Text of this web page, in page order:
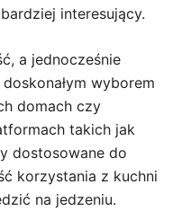
interesujący.
a jednocześnie
wyborem
domach czy
takich jak
dostosowane do
korzystania z kuchni
na jedzeniu.